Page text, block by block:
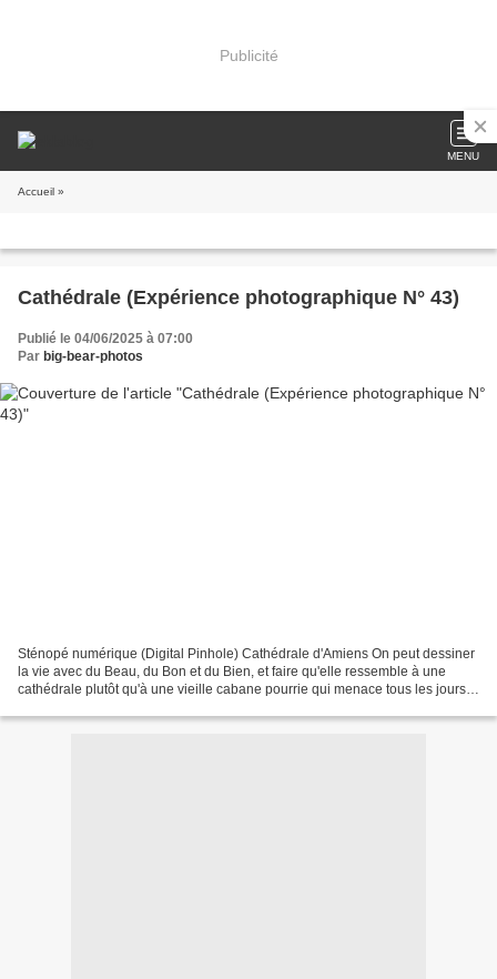
Publicité
MENU
Accueil »
Cathédrale (Expérience photographique N° 43)
Publié le 04/06/2025 à 07:00
Par big-bear-photos
Sténopé numérique (Digital Pinhole) Cathédrale d'Amiens On peut dessiner
la vie avec du Beau, du Bon et du Bien, et faire qu'elle ressemble à une
cathédrale plutôt qu'à une vieille cabane pourrie qui menace tous les jours